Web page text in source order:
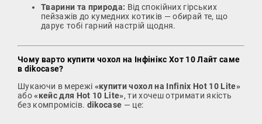
Тварини та природа: Від спокійних гірських
пейзажів до кумедних котиків — обирай те, що
дарує тобі гарний настрій щодня.
Чому варто купити чохол на Інфінікс Хот 10 Лайт саме
в dikocase?
Шукаючи в мережі «купити чохол на Infinix Hot 10 Lite»
або«кейс для Hot 10 Lite», ти хочеш отримати якість
без компромісів. dikocase — це: